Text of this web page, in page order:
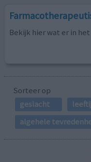
Bekijk hier wat er in
Sorteer op
geslacht
algehele